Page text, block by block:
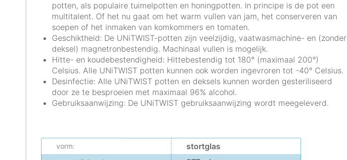
potten, als populaire tuimelpotten en honingpotten. In principe is de pot een
multitalent. Of het nu gaat om het warm vullen van jam, het conserveren van
soepen of het inmaken van komkommers en tomaten.
Geschiktheid: De UNiTWIST-potten zijn veelzijdig, vaatwasmachine- en (zonder
deksel) magnetronbestendig. Machinaal vullen is mogelijk.
Hitte- en koudebestendigheid: Hittebestendig tot 180° (maximaal 200°)
Celsius. Alle UNiTWIST potten kunnen ook worden ingevroren tot -40° Celsius.
Desinfectie: Alle UNiTWIST potten en deksels kunnen worden gesteriliseerd
door ze te besproeien met maximaal 96% alcohol.
Gebruiksaanwijzing: De UNiTWIST gebruiksaanwijzing wordt meegeleverd.
vorm: stortglas